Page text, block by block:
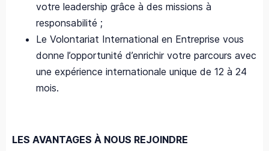
votre leadership grâce à des missions à
responsabilité ;
Le Volontariat International en Entreprise vous
donne l’opportunité d’enrichir votre parcours avec
une expérience internationale unique de 12 à 24
mois.
LES AVANTAGES À NOUS REJOINDRE